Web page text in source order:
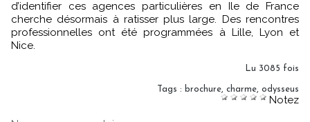
d’identifier ces agences particulières en Ile de France
cherche désormais à ratisser plus large. Des rencontres
professionnelles ont été programmées à Lille, Lyon et
Nice.
Lu 3085 fois
Tags : brochure, charme, odysseus
Notez